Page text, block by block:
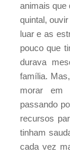
animais que
quintal,
luar e as
pouco que
durava
família.
morar em
passando
recursos
tinham
cada vez